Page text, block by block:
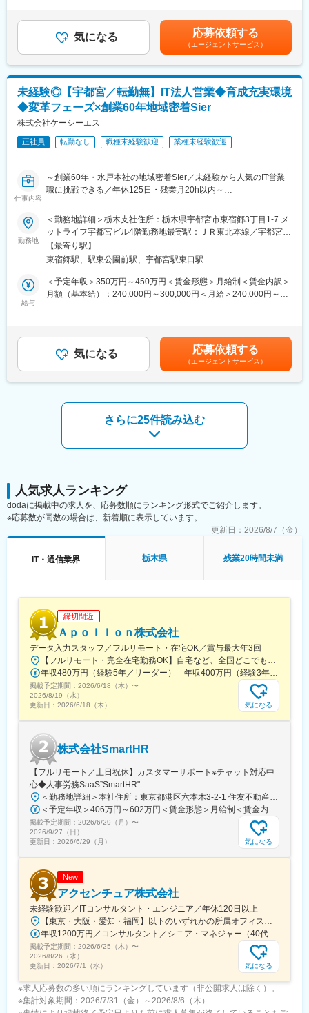
・働き方の取り組みとして、「在宅勤務制度」や「時間単位休暇
制度」、「ジョブ・リターン制度」などを導入しており、公私の
両立や復職への支援などを積極的に行っています。
変更の範囲：本文参照
テップできます。経験者に関してはSEとしてお仕事をお任せする
可能性もあります。
※お客様先に常駐するケースが多い
■同社の特徴：
グローバルスタンダードとして進化し続ける ICT「情報通信技
術」は、あらゆる分野で多様化し、その活用目的も効率性や生産
性の追求にとどまらず、豊かさやエコロジーが求められる感性の
時代へと変化しており、同社のソリューション「付加価値提案」
のかたちも大きく変わろうとしています。さらにコンピュータの
利用技術が多岐にわたる中で、クラウドコンピューティングによ
るグローバルなネットワークサポートやシステム構築・運用技術
化し続ける最先端の情報技術を備え、顧客の要望に応える独立系
の総合情報サービス企業です。経済や社会インフラなど、世の中
の情報環境が変化するほど、ケーシーエスグループが持つ高度な
技術力が発揮できるステージは大きく拡がります。長年の経験と
ウエア開発技術により挑戦してきたソリューション「付加価値提
案」は、時代がどれほど変化しようとも成長し続け、同社の果た
管理・環境保全と機密保持に万全な体制を整えています。ケーシ
ーエスグループは、顧客の最適なソリューションパートナーとし
て、常に「信頼される企業づくり」を行っていきます。
による）賃金はあくまでも目安の金額であり、選考を通じて上下
する可能性があります。月給(月額)は固定手当を含めた表記です。
気になる 応募依頼する
（エージェントサービス）
未経験◎【宇都宮／転勤無】IT法人営業◆育成充実環境
◆変革フェーズ×創業60年地域密着Sier
株式会社ケーシーエス
正社員 転勤なし 職種未経験歓迎 業種未経験歓迎
仕事内容
～創業60年・水戸本社の地域密着SIer／未経験から人気のIT営業
職に挑戦できる／年休125日・残業月20h以内～
■当社について：
茨城県水戸市に本社を置く総合IT企業として、システム開発・ネ
ットワーク構築・Web制作・人材派遣まで幅広く展開。約700社
との取引基盤を持ち、自治体・大学・民間企業を中心に長年の信
頼関係を築いてきました。現在は福祉・介護領域の自社パッケー
ジ開発に注力し、国のDX施策に沿った新たな事業拡大を進めてい
ます。
験からでも組織づくりなどにも関われる環境です。
※（20代多数・営業3名）のため、育成前提の採用です
入社後はOJT・同行を通じて基礎から学び、段階的に担当範囲を
広げます。
・福祉／介護向け自社パッケージの提案（カスタマイズ前提）
・エンジニアと連携したITソリューション提案（SI・派遣）
※技術面はエンジニアがフォローするため未経験でも安心です。
■ポジションの特徴
・支社長と距離が近く、随時相談可能な体制あり
■働き方
・完全週休2日制（土日祝）／年間休日125日
・残業月10～20時間程度
・転勤なし／宇都宮に腰を据えて就業可能
・平均勤続17.3年と定着率の高い組織（人間関係の良さが特長）
変更の範囲：会社の定める業務
勤務地
＜勤務地詳細＞栃木支社住所：栃木県宇都宮市東宿郷3丁目1-7 メ
ットライフ宇都宮ビル4階勤務地最寄駅：ＪＲ東北本線／宇都宮駅
受動喫煙対策：屋内喫煙可能場所あり変更の範囲：会社の定める
事業所
【最寄り駅】
東宿郷駅、駅東公園前駅、宇都宮駅東口駅
給与
＜予定年収＞350万円～450万円＜賃金形態＞月給制＜賃金内訳＞
月額（基本給）：240,000円～300,000円＜月給＞240,000円～
通じて上下する可能性があります。月給(月額)は固定手当を含めた
表記です。気になる 応募依頼する
（エージェントサービス）
さらに25件読み込む
人気求人ランキング
dodaに掲載中の求人を、応募数順にランキング形式でご紹介します。
※応募数が同数の場合は、新着順に表示しています。
更新日： 2026/8/7（金）
IT・通信業界 栃木県 残業20時間未満
締切間近
Ａｐｏｌｌｏｎ株式会社
データ入力スタッフ／フルリモート・在宅OK／賞与最大年3回
【フルリモート・完全在宅勤務OK】自宅など、全国どこでもあなたが働きやすい場所で働けます★転居を伴う転勤なし★全国47都道府県どこからでも応募OK【本社】東京都新宿区山吹町130番地の15 茜ビル2-A＜アクセス＞有楽町線「江戸川橋駅」、東西線「東西線」より徒歩10分※受動喫煙対策：あり
年収480万円（経験5年／リーダー） 年収400万円（経験3年／メンバー）
掲載予定期間： 2026/6/18（木） 〜
2026/8/19（水）
更新日： 2026/6/18（木） 気になる
株式会社SmartHR
【フルリモート／土日祝休】カスタマーサポート※チャット対応中
心◆人事労務SaaS”SmartHR"
＜勤務地詳細＞本社住所：東京都港区六本木3-2-1 住友不動産六本木グランドタワー勤務地最寄駅：東京メトロ南北線／六本木一丁目駅受動喫煙対策：屋内全面禁煙変更の範囲：会社の定める事業所（リモートワーク含む）
＜予定年収＞406万円～602万円＜賃金形態＞月給制＜賃金内訳＞月額（基本給）：212,480円～315,200円その他固定手当/月：5,000円固定残業手当/月：77,520円～114,800円（固定残業時間45時間0分/月）超過した時間外労働の残業手当は追加支給＜月給＞295,000円～435,000円（一律手当を含む）＜昇給有無＞有＜残業手当＞有賃金はあくまでも目安の金額であり、選考を通じて上下する可能性があります。月給(月額)は固定手当を含めた表記です。
掲載予定期間： 2026/6/29（月） 〜
2026/9/27（日）
更新日： 2026/6/29（月） 気になる
New
アクセンチュア株式会社
未経験歓迎／ITコンサルタント・エンジニア／年休120日以上
【東京・大阪・愛知・福岡】以下のいずれかの所属オフィスもしくは各エリアのプロジェクト先 所属オフィス：■赤坂インターシティ■関西オフィス■アクセンチュア・アドバンスト・テクノロジーセンター名古屋■福岡オフィス※詳細は勤務地一覧よりご覧いただけます。※所属オフィスを問わずプロジェクトにより、国内出張、海外出張の可能性があります【魅力ポイント│世界の知恵を活用】世界中のベストプラクティスがデータベースに集約されており、数多くの事例や社員の知恵を活用できます。日本では前例のない案件でも、世界各国の社員からオンライン・オフライン（海外出張）問わず、気軽にアドバイスを受けることができます。★ この求人のPOINT ★￣￣V￣￣￣￣￣￣￣￣￣＃世界約78万人規模の大手基盤で安定性◎若手から裁量大きく挑戦・成長できる環境＃土日祝休／連続5日以上の休暇取得も可能！／フルフレックス（コアタイムなし）＃コンサル・IT未経験者向けの手厚い研修◎／メンター制度もあるため安心してチャレンジOK！
年収1200万円／コンサルタント／シニア・マネジャー（40代） 年収1000万円／テクノロジーアーキテクト（30代）
掲載予定期間： 2026/6/25（木） 〜
2026/8/26（水）
更新日： 2026/7/1（水） 気になる
※求人応募数の多い順にランキングしています（非公開求人は除く）。
※集計対象期間：2026/7/31（金）～2026/8/6（木）